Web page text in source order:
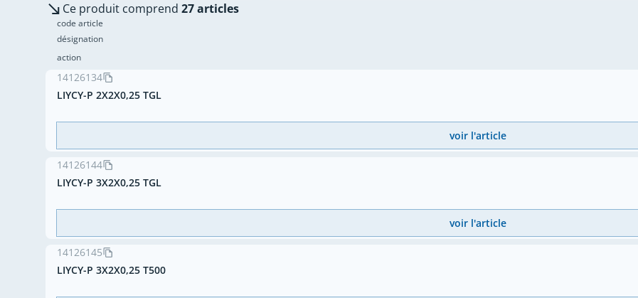
Ce produit comprend 27 articles
code article
désignation
action
14126134
LIYCY-P 2X2X0,25 TGL
voir l'article
14126144
LIYCY-P 3X2X0,25 TGL
voir l'article
14126145
LIYCY-P 3X2X0,25 T500